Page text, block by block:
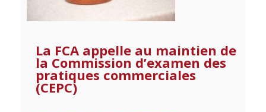
La FCA appelle au maintien de
la Commission d’examen des
pratiques commerciales
(CEPC)